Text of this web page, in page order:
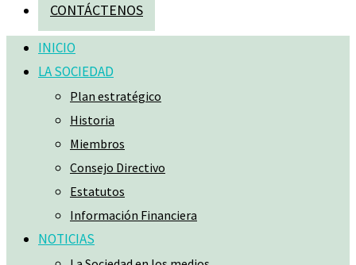
CONTÁCTENOS
INICIO
LA SOCIEDAD
Plan estratégico
Historia
Miembros
Consejo Directivo
Estatutos
Información Financiera
NOTICIAS